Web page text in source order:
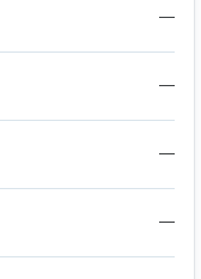
—
—
—
—